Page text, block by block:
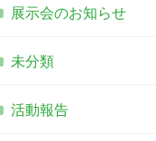
展示会のお知らせ
未分類
活動報告